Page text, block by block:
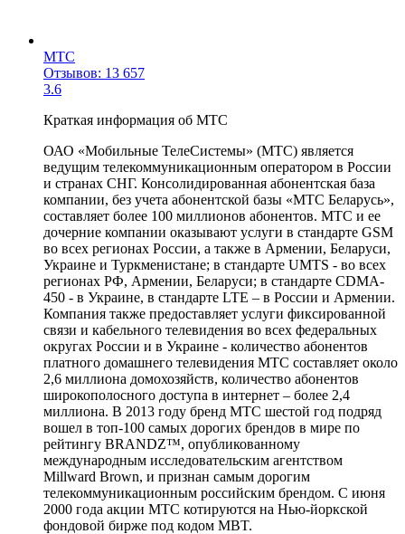
МТС
Отзывов: 13 657
3.6
Краткая информация об МТС
ОАО «Мобильные ТелеСистемы» (МТС) является
ведущим телекоммуникационным оператором в России
и странах СНГ. Консолидированная абонентская база
компании, без учета абонентской базы «МТС Беларусь»,
составляет более 100 миллионов абонентов. МТС и ее
дочерние компании оказывают услуги в стандарте GSM
во всех регионах России, а также в Армении, Беларуси,
Украине и Туркменистане; в стандарте UMTS - во всех
регионах РФ, Армении, Беларуси; в стандарте CDMA-
450 - в Украине, в стандарте LTE – в России и Армении.
Компания также предоставляет услуги фиксированной
связи и кабельного телевидения во всех федеральных
округах России и в Украине - количество абонентов
платного домашнего телевидения МТС составляет около
2,6 миллиона домохозяйств, количество абонентов
широкополосного доступа в интернет – более 2,4
миллиона. В 2013 году бренд МТС шестой год подряд
вошел в топ-100 самых дорогих брендов в мире по
рейтингу BRANDZ™, опубликованному
международным исследовательским агентством
Millward Brown, и признан самым дорогим
телекоммуникационным российским брендом. С июня
2000 года акции МТС котируются на Нью-йоркской
фондовой бирже под кодом MBT.